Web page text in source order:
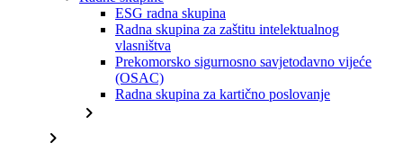
ESG radna skupina
Radna skupina za zaštitu intelektualnog
vlasništva
Prekomorsko sigurnosno savjetodavno vijeće
(OSAC)
Radna skupina za kartično poslovanje
chevron_right
chevron_right